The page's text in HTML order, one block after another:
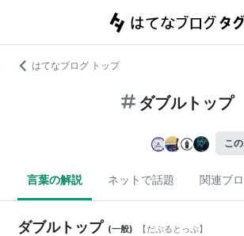
はてなブログ トップ
ダブルトップ
こ
言葉の解説 ネットで話題 関連ブ
ダブルトップ (一般) 【だぶるとっぷ】